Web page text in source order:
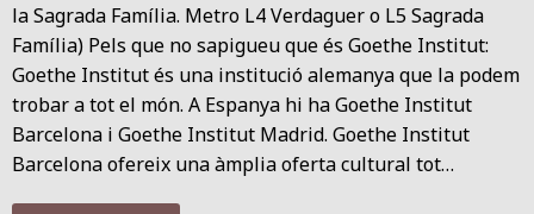
la Sagrada Família. Metro L4 Verdaguer o L5 Sagrada
Família) Pels que no sapigueu que és Goethe Institut:
Goethe Institut és una institució alemanya que la podem
trobar a tot el món. A Espanya hi ha Goethe Institut
Barcelona i Goethe Institut Madrid. Goethe Institut
Barcelona ofereix una àmplia oferta cultural tot…